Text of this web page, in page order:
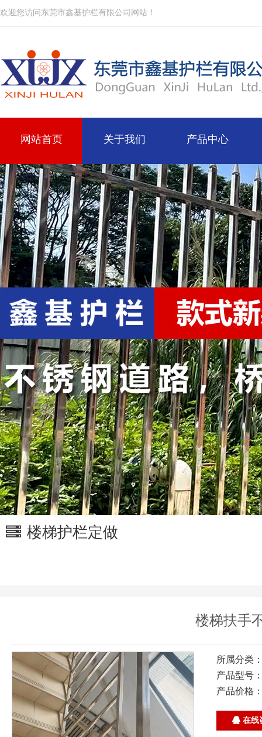
欢迎您访问东莞市鑫基护栏有限公司网站！
网站首页 关于我们 产品中心
楼梯护栏定做
楼梯扶手
所属分类
产品型号
产品价格
在线